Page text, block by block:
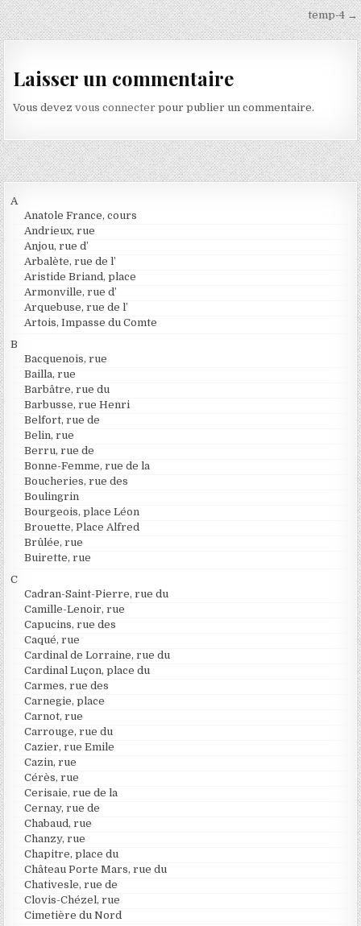
Navigation de l’article temp-4 →
Laisser un commentaire
Vous devezvous connecter pour publier un commentaire.
A
Anatole France, cours
Andrieux, rue
Anjou, rue d’
Arbalète, rue de l’
Aristide Briand, place
Armonville, rue d’
Arquebuse, rue de l’
Artois, Impasse du Comte
B
Bacquenois, rue
Bailla, rue
Barbâtre, rue du
Barbusse, rue Henri
Belfort, rue de
Belin, rue
Berru, rue de
Bonne-Femme, rue de la
Boucheries, rue des
Boulingrin
Bourgeois, place Léon
Brouette, Place Alfred
Brûlée, rue
Buirette, rue
C
Cadran-Saint-Pierre, rue du
Camille-Lenoir, rue
Capucins, rue des
Caqué, rue
Cardinal de Lorraine, rue du
Cardinal Luçon, place du
Carmes, rue des
Carnegie, place
Carnot, rue
Carrouge, rue du
Cazier, rue Emile
Cazin, rue
Cérès, rue
Cerisaie, rue de la
Cernay, rue de
Chabaud, rue
Chanzy, rue
Chapitre, place du
Château Porte Mars, rue du
Chativesle, rue de
Clovis-Chézel, rue
Cimetière du Nord